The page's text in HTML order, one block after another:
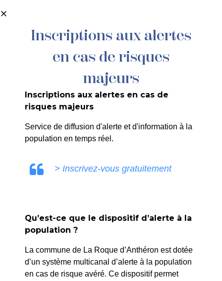
principal
N° 12/25 – Défense de la commune et
désignation de Maître HACHEM dans
l’affaire opposant la commune à la SCI
LE JARDIN DU LOUP 12/25 – Défense
de la commune et désignation de
Maître HACHEM dans l’affaire
JARDIN DU LOUP
COMMUNICATION LA ROQUE
Inscriptions aux alertes
en cas de risques
majeurs
Inscriptions aux alertes en cas de
risques majeurs
Service de diffusion d'alerte et d'information à la
population en temps réel.
> Inscrivez-vous gratuitement
Qu’est-ce que le dispositif d’alerte à la
population ?
La commune de La Roque d’Anthéron est dotée
d’un système multicanal d’alerte à la population
en cas de risque avéré. Ce dispositif permet